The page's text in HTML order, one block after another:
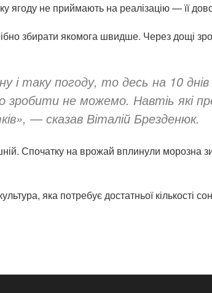
ягоду не приймають на реалізацію — її
збирати якомога швидше. Через дощі
і таку погоду, то десь на 10
не можемо. Навтіь які
— сказав Віталій Брезденюк.
Спочатку на врожай вплинули морозна
яка потребує достатньої кількості